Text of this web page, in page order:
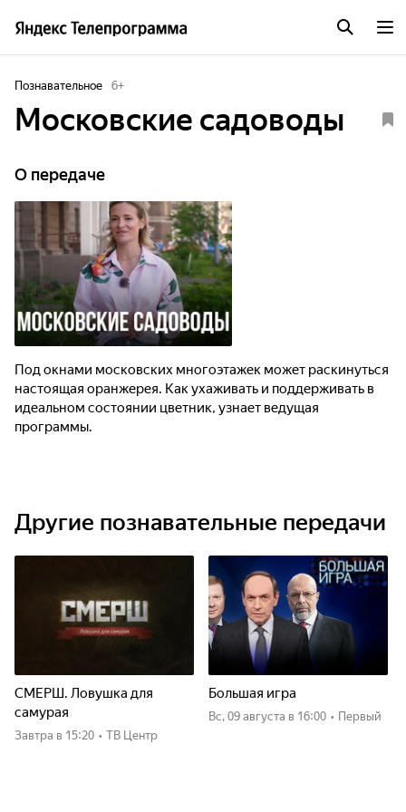
Познавательное 6+
Московские садоводы
О передаче
Под окнами московских многоэтажек может раскинуться
настоящая оранжерея. Как ухаживать и поддерживать в
идеальном состоянии цветник, узнает ведущая
программы.
Другие познавательные передачи
СМЕРШ. Ловушка для
самурая
Завтра в 15:20 • ТВ Центр
Большая игра
вс, 09 августа в 16:00 • Первый